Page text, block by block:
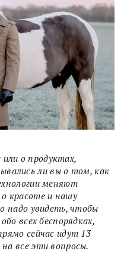
о продуктах,
ли вы о том, как
меняют
красоте и нашу
надо увидеть, чтобы
всех беспорядках,
сейчас идут 13
все эти вопросы.